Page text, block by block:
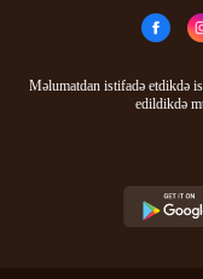
Məlumatdan istifadə etdikdə
edildikdə